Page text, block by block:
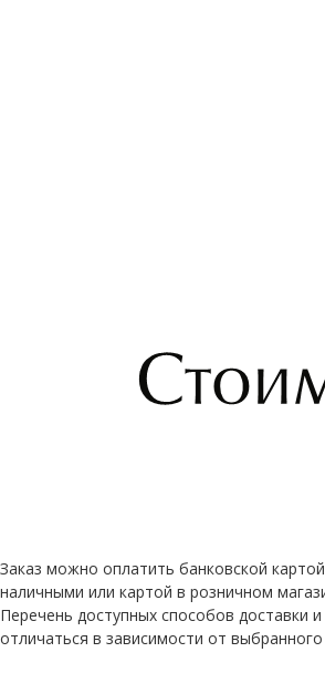
Заказ можно оплатить банковской
наличными или картой в розничном
Перечень доступных способов доставки
отличаться в зависимости от выбранного